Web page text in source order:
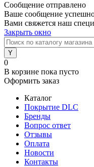
Сообщение отправлено
Ваше сообщение
Вами свяжется наш
Закрыть окно
0
В корзине пока пусто
Оформить заказ
Каталог
Покрытие DLC
Бренды
Вопрос ответ
Отзывы
Оплата
Новости
Контакты